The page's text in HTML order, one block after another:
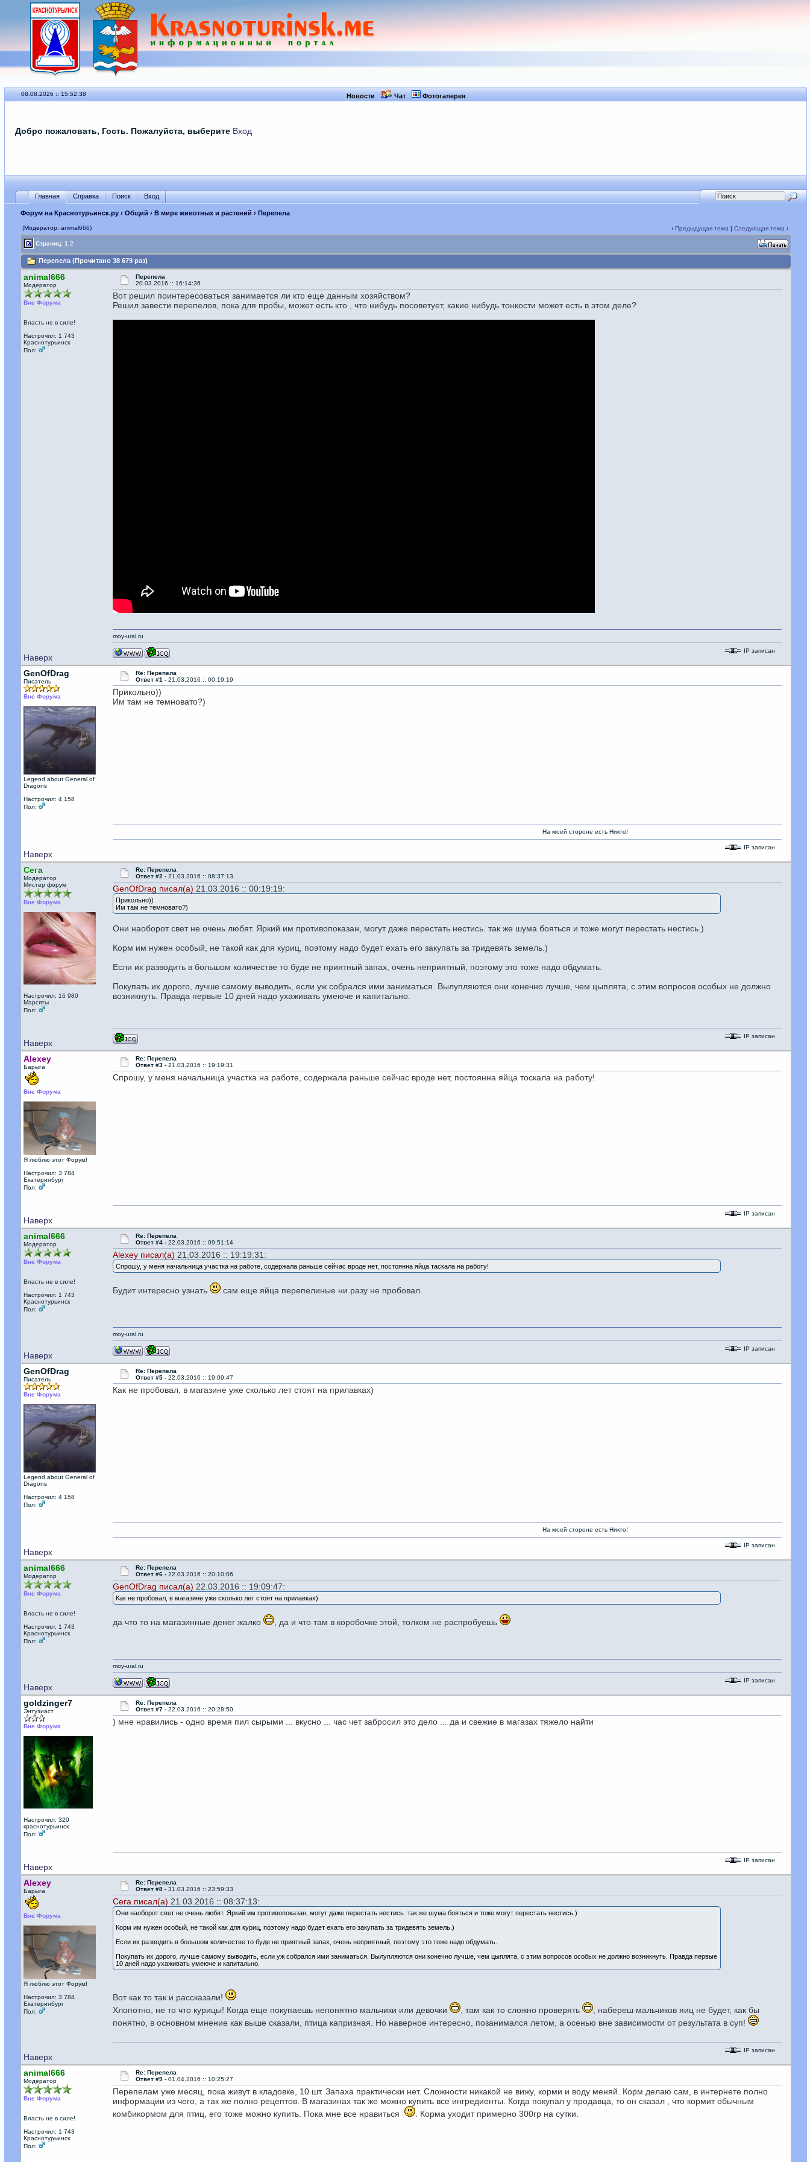
08.08.2026 :: 15:52:38 Новости Чат Фотогалерея
Добро пожаловать, Гость. Пожалуйста, выберите Вход
Главная Справка Поиск Вход
Форум на Краснотурьинск.ру› Общий › В мире животных и растений › Перепела
(Модератор: animal666) ‹Предыдущая тема |Следующая тема ›
Страниц:1 2
Перепела (Прочитано 38 679 раз)
animal666
Модератор
Вне Форума
Власть не в силе!
Настрочил: 1 743
Краснотурьинск
Пол:
Перепела
20.03.2016 :: 16:14:36
Вот решил поинтересоваться занимается ли кто еще данным хозяйством?
Решил завести перепелов, пока для пробы, может есть кто , что нибудь посоветует, какие нибудь тонкости может есть в этом деле?
Наверх
moy-ural.ru
IP записан
GenOfDrag
Писатель
Вне Форума
Legend about General of
Dragons
Настрочил: 4 158
Пол:
Re: Перепела
Ответ #1 - 21.03.2016 :: 00:19:19
Прикольно))
Им там не темновато?)
Наверх
На моей стороне есть Никто!
IP записан
Сега
Модератор
Мистер форум
Вне Форума
Настрочил: 16 980
Марсяты
Пол:
Re: Перепела
Ответ #2 - 21.03.2016 :: 08:37:13
GenOfDrag писал(а) 21.03.2016 :: 00:19:19:
Прикольно))
Им там не темновато?)
Они наоборот свет не очень любят. Яркий им противопоказан, могут даже перестать нестись. так же шума бояться и тоже могут перестать нестись.)
Корм им нужен особый, не такой как для куриц, поэтому надо будет ехать его закупать за тридевять земель.)
Если их разводить в большом количестве то буде не приятный запах, очень неприятный, поэтому это тоже надо обдумать.
Покупать их дорого, лучше самому выводить, если уж собрался ими заниматься. Вылупляются они конечно лучше, чем цыплята, с этим вопросов особых не должно
возникнуть. Правда первые 10 дней надо ухаживать умеюче и капитально.
Наверх
IP записан
Alexey
Барыга
Вне Форума
Я люблю этот Форум!
Настрочил: 3 784
Екатеринбург
Пол:
Re: Перепела
Ответ #3 - 21.03.2016 :: 19:19:31
Спрошу, у меня начальница участка на работе, содержала раньше сейчас вроде нет, постоянна яйца тоскала на работу!
Наверх
IP записан
animal666
Модератор
Вне Форума
Власть не в силе!
Настрочил: 1 743
Краснотурьинск
Пол:
Re: Перепела
Ответ #4 - 22.03.2016 :: 09:51:14
Alexey писал(а) 21.03.2016 :: 19:19:31:
Спрошу, у меня начальница участка на работе, содержала раньше сейчас вроде нет, постоянна яйца таскала на работу!
Будит интересно узнать сам еще яйца перепелиные ни разу не пробовал.
Наверх
moy-ural.ru
IP записан
GenOfDrag
Писатель
Вне Форума
Legend about General of
Dragons
Настрочил: 4 158
Пол:
Re: Перепела
Ответ #5 - 22.03.2016 :: 19:09:47
Как не пробовал, в магазине уже сколько лет стоят на прилавках)
Наверх
На моей стороне есть Никто!
IP записан
animal666
Модератор
Вне Форума
Власть не в силе!
Настрочил: 1 743
Краснотурьинск
Пол:
Re: Перепела
Ответ #6 - 22.03.2016 :: 20:10:06
GenOfDrag писал(а) 22.03.2016 :: 19:09:47:
Как не пробовал, в магазине уже сколько лет стоят на прилавках)
да что то на магазинные денег жалко , да и что там в коробочке этой, толком не распробуешь
Наверх
moy-ural.ru
IP записан
goldzinger7
Энтузиаст
Вне Форума
Настрочил: 320
краснотурьинск
Пол:
Re: Перепела
Ответ #7 - 22.03.2016 :: 20:28:50
) мне нравились - одно время пил сырыми ... вкусно ... час чет забросил это дело ... да и свежие в магазах тяжело найти
Наверх
IP записан
Alexey
Барыга
Вне Форума
Я люблю этот Форум!
Настрочил: 3 784
Екатеринбург
Пол:
Re: Перепела
Ответ #8 - 31.03.2016 :: 23:59:33
Сега писал(а) 21.03.2016 :: 08:37:13:
Они наоборот свет не очень любят. Яркий им противопоказан, могут даже перестать нестись. так же шума бояться и тоже могут перестать нестись.)
Корм им нужен особый, не такой как для куриц, поэтому надо будет ехать его закупать за тридевять земель.)
Если их разводить в большом количестве то буде не приятный запах, очень неприятный, поэтому это тоже надо обдумать.
Покупать их дорого, лучше самому выводить, если уж собрался ими заниматься. Вылупляются они конечно лучше, чем цыплята, с этим вопросов особых не должно возникнуть. Правда первые
10 дней надо ухаживать умеюче и капитально.
Вот как то так и рассказали!
Хлопотно, не то что курицы! Когда еще покупаешь непонятно мальчики или девочки
, там как то сложно проверять
, набереш мальчиков яиц не будет, как бы
понятно, в основном мнение как выше сказали, птица капризная. Но наверное интересно, позанимался летом, а осенью вне зависимости от результата в суп!
Наверх
IP записан
animal666
Модератор
Вне Форума
Власть не в силе!
Настрочил: 1 743
Краснотурьинск
Пол:
Re: Перепела
Ответ #9 - 01.04.2016 :: 10:25:27
Перепелам уже месяц, пока живут в кладовке, 10 шт. Запаха практически нет. Сложности никакой не вижу, корми и воду меняй. Корм делаю сам, в интернете полно
информации из чего, а так же полно рецептов. В магазинах так же можно купить все ингредиенты. Когда покупал у продавца, то он сказал , что кормит обычным
комбикормом для птиц, его тоже можно купить. Пока мне все нравиться
. Корма уходит примерно 300гр на сутки.